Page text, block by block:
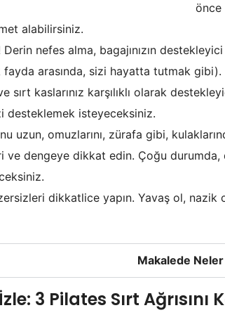
önce
alabilirsiniz.
Derin nefes alma, bagajınızın
fayda arasında, sizi hayatta tutmak gibi).
sırt kaslarınız karşılıklı olarak
desteklemek isteyeceksiniz.
uzun, omuzlarını, zürafa gibi,
ve dengeye dikkat edin. Çoğu durumda,
dikkatlice yapın. Yavaş ol, nazik
Makalede
3 Pilates Sırt Ağrısını